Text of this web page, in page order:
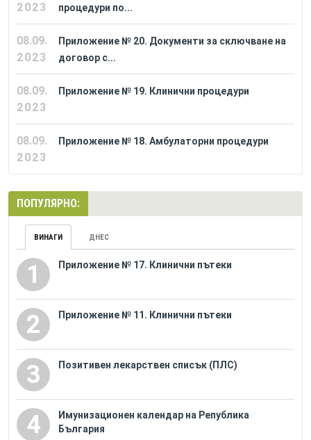
2023
процедури по...
08.09.
2023
Приложение № 20. Документи за сключване на
договор с...
08.09.
2023
Приложение № 19. Клинични процедури
08.09.
2023
Приложение № 18. Амбулаторни процедури
ПОПУЛЯРНО:
ВИНАГИ ДНЕС
1 Приложение № 17. Клинични пътеки
2 Приложение № 11. Клинични пътеки
3 Позитивен лекарствен списък (ПЛС)
4
Имунизационен календар на Република
България